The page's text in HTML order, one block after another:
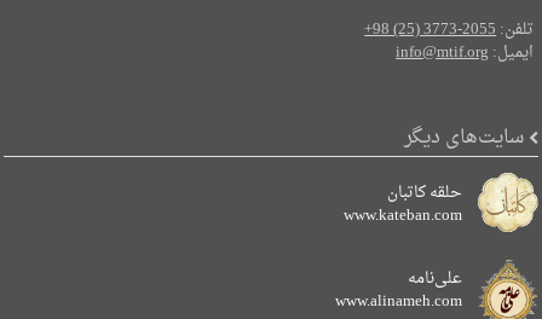
تلفن:+98 (25) 3773-2055
ایمیل:info@mtif.org
سایت‌های دیگر
حلقه کاتبان
www.kateban.com
علی‌نامه
www.alinameh.com